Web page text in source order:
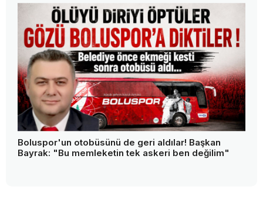
Boluspor'un otobüsünü de geri aldılar! Başkan
Bayrak: "Bu memleketin tek askeri ben değilim"